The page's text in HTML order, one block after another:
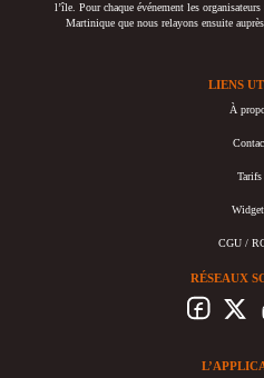
l’île. Pour chaque événement les
Martinique que nous relayons ensuite
LIENS
À
Tarifs
CGU /
RÉSEAUX